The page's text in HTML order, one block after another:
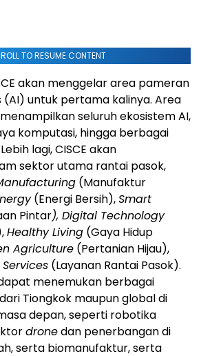
TO RESUME CONTENT
akan menggelar area pameran
(AI) untuk pertama kalinya. Area
seluruh ekosistem AI,
komputasi, hingga berbagai
lagi, CISCE akan
sektor utama rantai pasok,
(Manufaktur
(Energi Bersih),Smart
Pintar), Digital Technology
Healthy Living (Gaya Hidup
Agriculture (Pertanian Hijau),
(Layanan Rantai Pasok).
menemukan berbagai
Tiongkok maupun global di
depan, seperti robotika
dronedan penerbangan di
serta biomanufaktur, serta